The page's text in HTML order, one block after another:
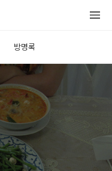
방명록